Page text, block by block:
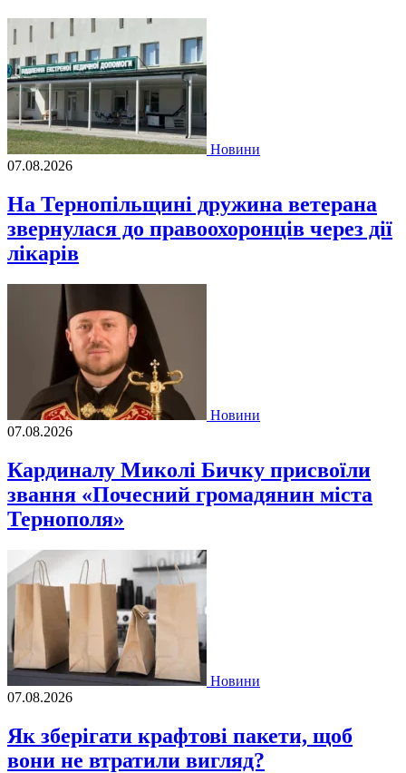
Новини
07.08.2026
На Тернопільщині дружина ветерана
звернулася до правоохоронців через дії
лікарів
Новини
07.08.2026
Кардиналу Миколі Бичку присвоїли
звання «Почесний громадянин міста
Тернополя»
Новини
07.08.2026
Як зберігати крафтові пакети, щоб
вони не втратили вигляд?